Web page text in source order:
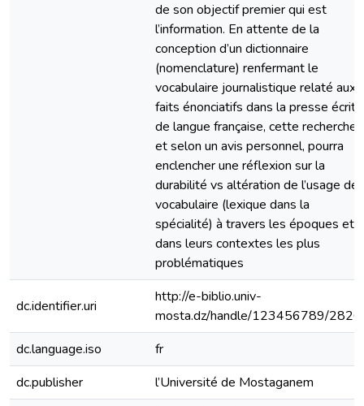
de son objectif premier qui est
l’information. En attente de la
conception d’un dictionnaire
(nomenclature) renfermant le
vocabulaire journalistique relaté aux
faits énonciatifs dans la presse écrite
de langue française, cette recherche,
et selon un avis personnel, pourra
enclencher une réflexion sur la
durabilité vs altération de l’usage de
vocabulaire (lexique dans la
spécialité) à travers les époques et
dans leurs contextes les plus
problématiques
dc.identifier.uri
http://e-biblio.univ-
mosta.dz/handle/123456789/
dc.language.iso
fr
dc.publisher
l’Université de Mostaganem